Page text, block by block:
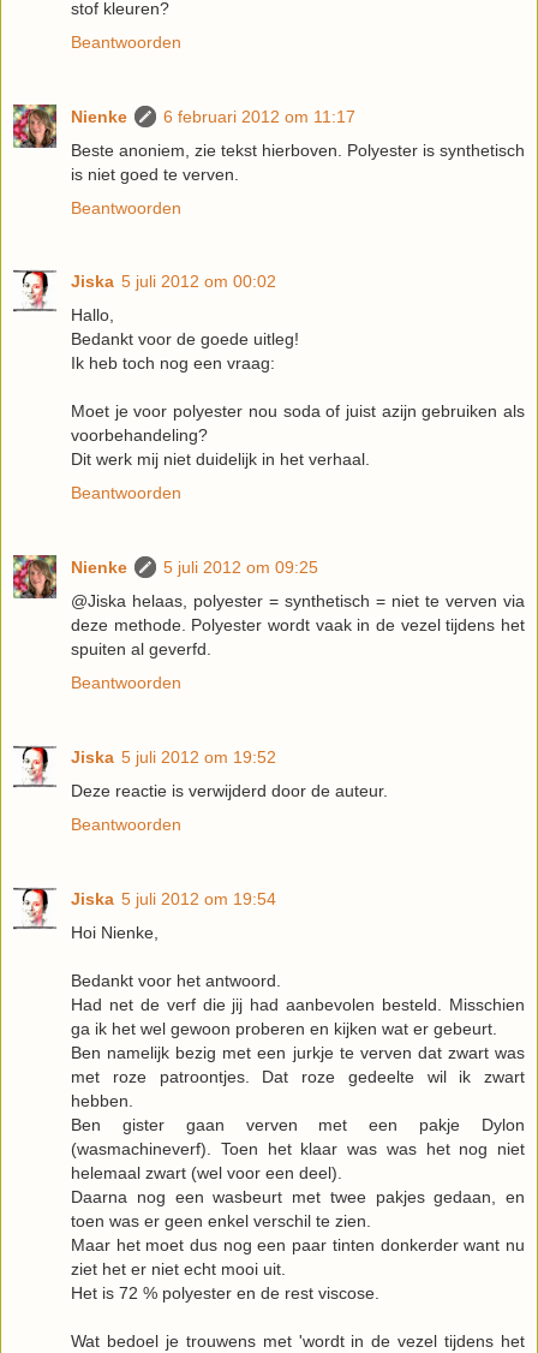
stof kleuren?
Beantwoorden
Nienke
6 februari 2012 om 11:17
Beste anoniem, zie tekst hierboven. Polyester is synthetisch
is niet goed te verven.
Beantwoorden
Jiska 5 juli 2012 om 00:02
Hallo,
Bedankt voor de goede uitleg!
Ik heb toch nog een vraag:
Moet je voor polyester nou soda of juist azijn gebruiken als
voorbehandeling?
Dit werk mij niet duidelijk in het verhaal.
Beantwoorden
Nienke
5 juli 2012 om 09:25
@Jiska helaas, polyester = synthetisch = niet te verven via
deze methode. Polyester wordt vaak in de vezel tijdens het
spuiten al geverfd.
Beantwoorden
Jiska 5 juli 2012 om 19:52
Deze reactie is verwijderd door de auteur.
Beantwoorden
Jiska 5 juli 2012 om 19:54
Hoi Nienke,
Bedankt voor het antwoord.
Had net de verf die jij had aanbevolen besteld. Misschien
ga ik het wel gewoon proberen en kijken wat er gebeurt.
Ben namelijk bezig met een jurkje te verven dat zwart was
met roze patroontjes. Dat roze gedeelte wil ik zwart
hebben.
Ben gister gaan verven met een pakje Dylon
(wasmachineverf). Toen het klaar was was het nog niet
helemaal zwart (wel voor een deel).
Daarna nog een wasbeurt met twee pakjes gedaan, en
toen was er geen enkel verschil te zien.
Maar het moet dus nog een paar tinten donkerder want nu
ziet het er niet echt mooi uit.
Het is 72 % polyester en de rest viscose.
Wat bedoel je trouwens met 'wordt in de vezel tijdens het